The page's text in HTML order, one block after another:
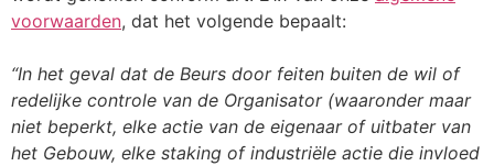
voorwaarden, dat het volgende bepaalt:
“In het geval dat de Beurs door feiten buiten de wil of
redelijke controle van de Organisator (waaronder maar
niet beperkt, elke actie van de eigenaar of uitbater van
het Gebouw, elke staking of industriële actie die invloed